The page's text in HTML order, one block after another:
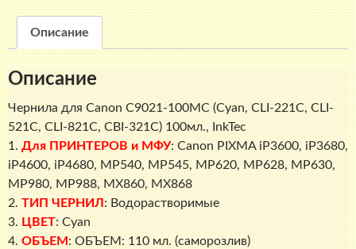
C9021-
100MC
(Cyan,
CLI-
221С,
CLI-
521С,
CLI-
821С,
CBI-
321С)
100мл.,
InkTec
Описание
Описание
Чернила для Canon C9021-100MC (Cyan, CLI-221С, CLI-
521С, CLI-821С, CBI-321С) 100мл., InkTec
1. Для ПРИНТЕРОВ и МФУ: Canon PIXMA iP3600, iP3680,
iP4600, iP4680, MP540, MP545, MP620, MP628, MP630,
MP980, MP988, MX860, MX868
2. ТИП ЧЕРНИЛ : Водорастворимые
3. ЦВЕТ: Cyan
4. ОБЪЕМ : ОБЪЕМ: 110 мл. (саморозлив)